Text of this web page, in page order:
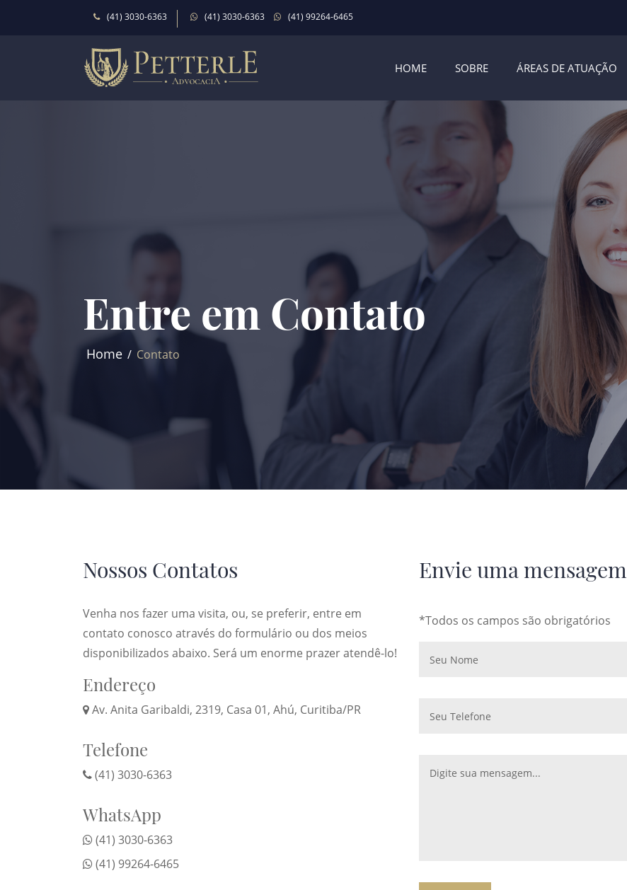
(41) 3030-6363 (41) 3030-6363 (41) 99264-6465
HOME SOBRE ÁREAS DE ATUAÇÃO
Entre em Contato
Home Contato
Nossos Contatos
Venha nos fazer uma visita, ou, se preferir, entre em
contato conosco através do formulário ou dos meios
disponibilizados abaixo. Será um enorme prazer atendê-lo!
Endereço
Av. Anita Garibaldi, 2319, Casa 01, Ahú, Curitiba/PR
Telefone
(41) 3030-6363
WhatsApp
(41) 3030-6363
(41) 99264-6465
Envie uma mensagem
*Todos os campos são obrigatórios